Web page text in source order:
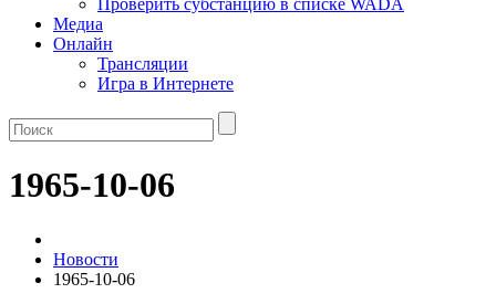
Проверить субстанцию в списке WADA
Медиа
Онлайн
Трансляции
Игра в Интернете
1965-10-06
Новости
1965-10-06